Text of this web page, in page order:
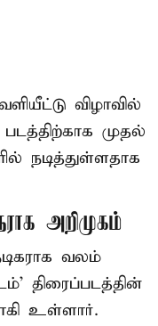
விழாவில்
முதல்
நடித்துள்ளதாக
அறிமுகம்
வலம்
திரைப்படத்தின்
உள்ளார்.